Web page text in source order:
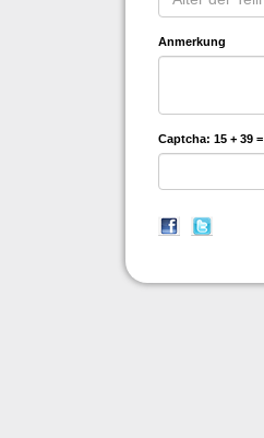
Anmerkung
Captcha: 15 + 39 =